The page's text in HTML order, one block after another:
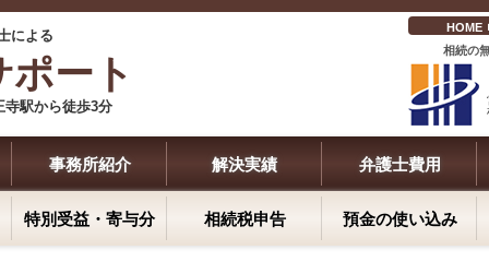
による
ート
駅から徒歩3分
HOME
相続の
事務所紹介 解決実績 弁護士費用
特別受益・寄与分 相続税申告 預金の使い込み